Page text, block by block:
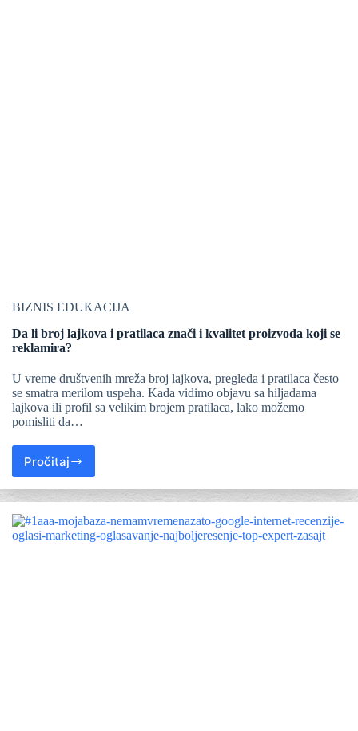
BIZNIS EDUKACIJA
Da li broj lajkova i pratilaca znači i kvalitet proizvoda koji se
reklamira?
U vreme društvenih mreža broj lajkova, pregleda i pratilaca često
se smatra merilom uspeha. Kada vidimo objavu sa hiljadama
lajkova ili profil sa velikim brojem pratilaca, lako možemo
pomisliti da…
Pročitaj